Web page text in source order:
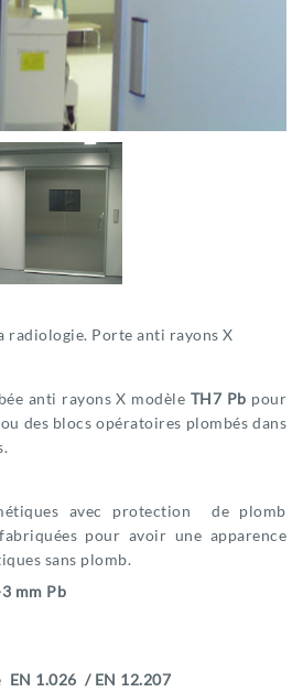
radiologie. Porte anti rayons X
anti rayons X modèle TH7 Pb pour
des blocs opératoires plombés dans
avec protection de plomb
pour avoir une apparence
sans plomb.
mm Pb
EN 1.026 / EN 12.207